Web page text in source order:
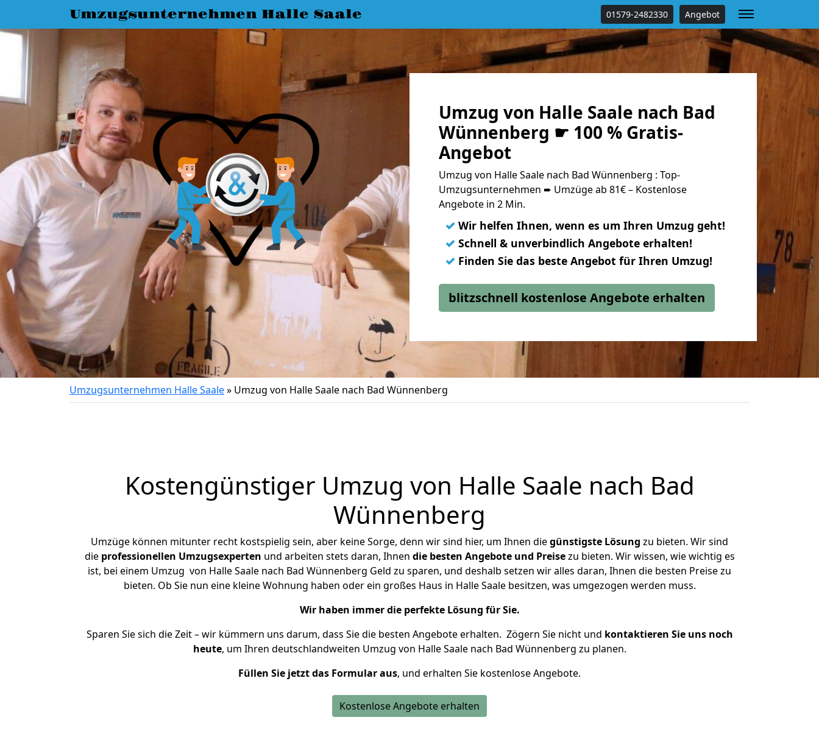
Umzugsunternehmen Halle Saale 01579-2482330 Angebot
Umzug von Halle Saale nach Bad
Wünnenberg ☛ 100 % Gratis-
Angebot
Umzug von Halle Saale nach Bad Wünnenberg : Top-
Umzugsunternehmen ➨ Umzüge ab 81€ – Kostenlose
Angebote in 2 Min.
✓ Wir helfen Ihnen, wenn es um Ihren Umzug geht!
✓ Schnell & unverbindlich Angebote erhalten!
✓ Finden Sie das beste Angebot für Ihren Umzug!
blitzschnell kostenlose Angebote erhalten
Umzugsunternehmen Halle Saale» Umzug von Halle Saale nach Bad Wünnenberg
Kostengünstiger Umzug von Halle Saale nach Bad
Wünnenberg
Umzüge können mitunter recht kostspielig sein, aber keine Sorge, denn wir sind hier, um Ihnen diegünstigste Lösung zu bieten. Wir sind
die professionellen Umzugsexperten und arbeiten stets daran, Ihnen die besten Angebote und Preisezu bieten. Wir wissen, wie wichtig es
ist, bei einem Umzug von Halle Saale nach Bad Wünnenberg Geld zu sparen, und deshalb setzen wir alles daran, Ihnen die besten Preise zu
bieten. Ob Sie nun eine kleine Wohnung haben oder ein großes Haus in Halle Saale besitzen, was umgezogen werden muss.
Wir haben immer die perfekte Lösung für Sie.
Sparen Sie sich die Zeit – wir kümmern uns darum, dass Sie die besten Angebote erhalten. Zögern Sie nicht und kontaktieren Sie uns noch
heute, um Ihren deutschlandweiten Umzug von Halle Saale nach Bad Wünnenberg zu planen.
Füllen Sie jetzt das Formular aus, und erhalten Sie kostenlose Angebote.
Kostenlose Angebote erhalten